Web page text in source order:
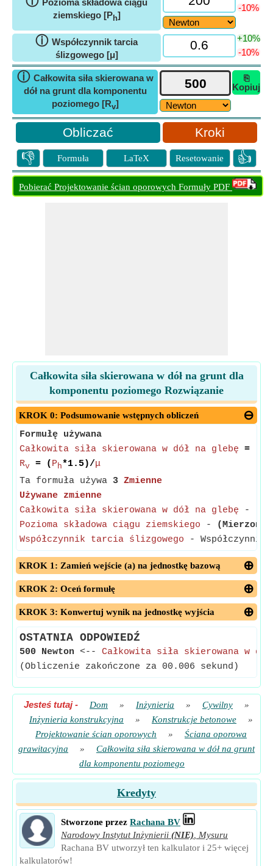
Pozioma składowa ciągu
ziemskiego [Ph]
-10%
ⓘ Współczynnik tarcia
ślizgowego [μ]
+10%
-10%
ⓘ Całkowita siła skierowana w
dół na grunt dla komponentu
poziomego [Rv]
⎘
Kopiuj
Kroki
👎 Formuła LaTeX Resetowanie 👍
Pobierać Projektowanie ścian oporowych Formuły PDF
Całkowita siła skierowana w dół na grunt dla
komponentu poziomego Rozwiązanie
KROK 0: Podsumowanie wstępnych obliczeń
Formułę używana
Całkowita siła skierowana w dół na glebę = (
Rv = ( Ph*1.5)/μ
Ta formuła używa 3 Zmienne
Używane zmienne
Całkowita siła skierowana w dół na glebę -
Pozioma składowa ciągu ziemskiego -
(Mierzone
Współczynnik tarcia ślizgowego -
KROK 1: Zamień wejście (a) na jednostkę bazową
KROK 2: Oceń formułę
KROK 3: Konwertuj wynik na jednostkę wyjścia
OSTATNIA ODPOWIEDŹ
500 Newton <-- Całkowita siła skierowana w
(Obliczenie zakończone za 00.006 sekund)
Jesteś tutaj- Dom » Inżynieria » Cywilny
»
Inżynieria konstrukcyjna
» Konstrukcje betonowe
»
Projektowanie ścian oporowych
»
Ściana oporowa
grawitacyjna
»
Całkowita siła skierowana w dół na grunt
dla komponentu poziomego
Kredyty
Stworzone przez Rachana BV
Narodowy Instytut Inżynierii (NIE)
Mysuru
Rachana BV utworzył ten kalkulator i 25+ więcej
kalkulatorów!